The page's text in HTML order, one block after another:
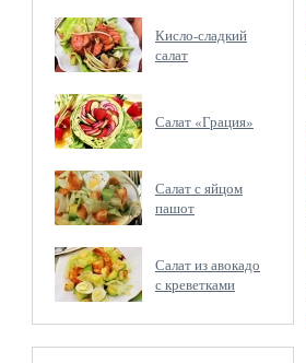
Кисло-сладкий
салат
Салат «Грация»
Салат с яйцом
пашот
Салат из авокадо
с креветками